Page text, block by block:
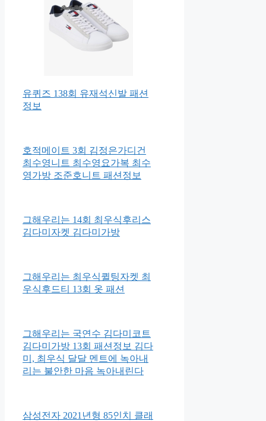
유퀴즈 138회 유재석신발 패션
정보
호적메이트 3회 김정은가디건
최수영니트 최수영요가복 최수
영가방 조준호니트 패션정보
그해우리는 14회 최우식후리스
김다미자켓 김다미가방
그해우리는 최우식퀼팅자켓 최
우식후드티 13회 옷 패션
그해우리는 국연수 김다미코트
김다미가방 13회 패션정보 김다
미, 최우식 달달 멘트에 녹아내
리는 불안한 마음 녹아내린다
삼성전자 2021년형 85인치 클래